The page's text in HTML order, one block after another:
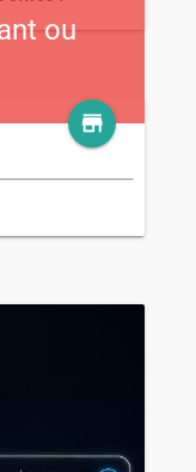
ou
store